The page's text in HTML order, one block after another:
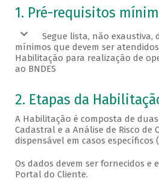
Veja os pré-
1. Pré-requisitos
Segue lista, não exaustiva,
mínimos que devem ser
Habilitação para realização de
ao BNDES
2. Etapas da
A Habilitação é composta de
Cadastral e a Análise de Risco de
dispensável em casos específicos
Os dados devem ser fornecidos e
Portal do Cliente.